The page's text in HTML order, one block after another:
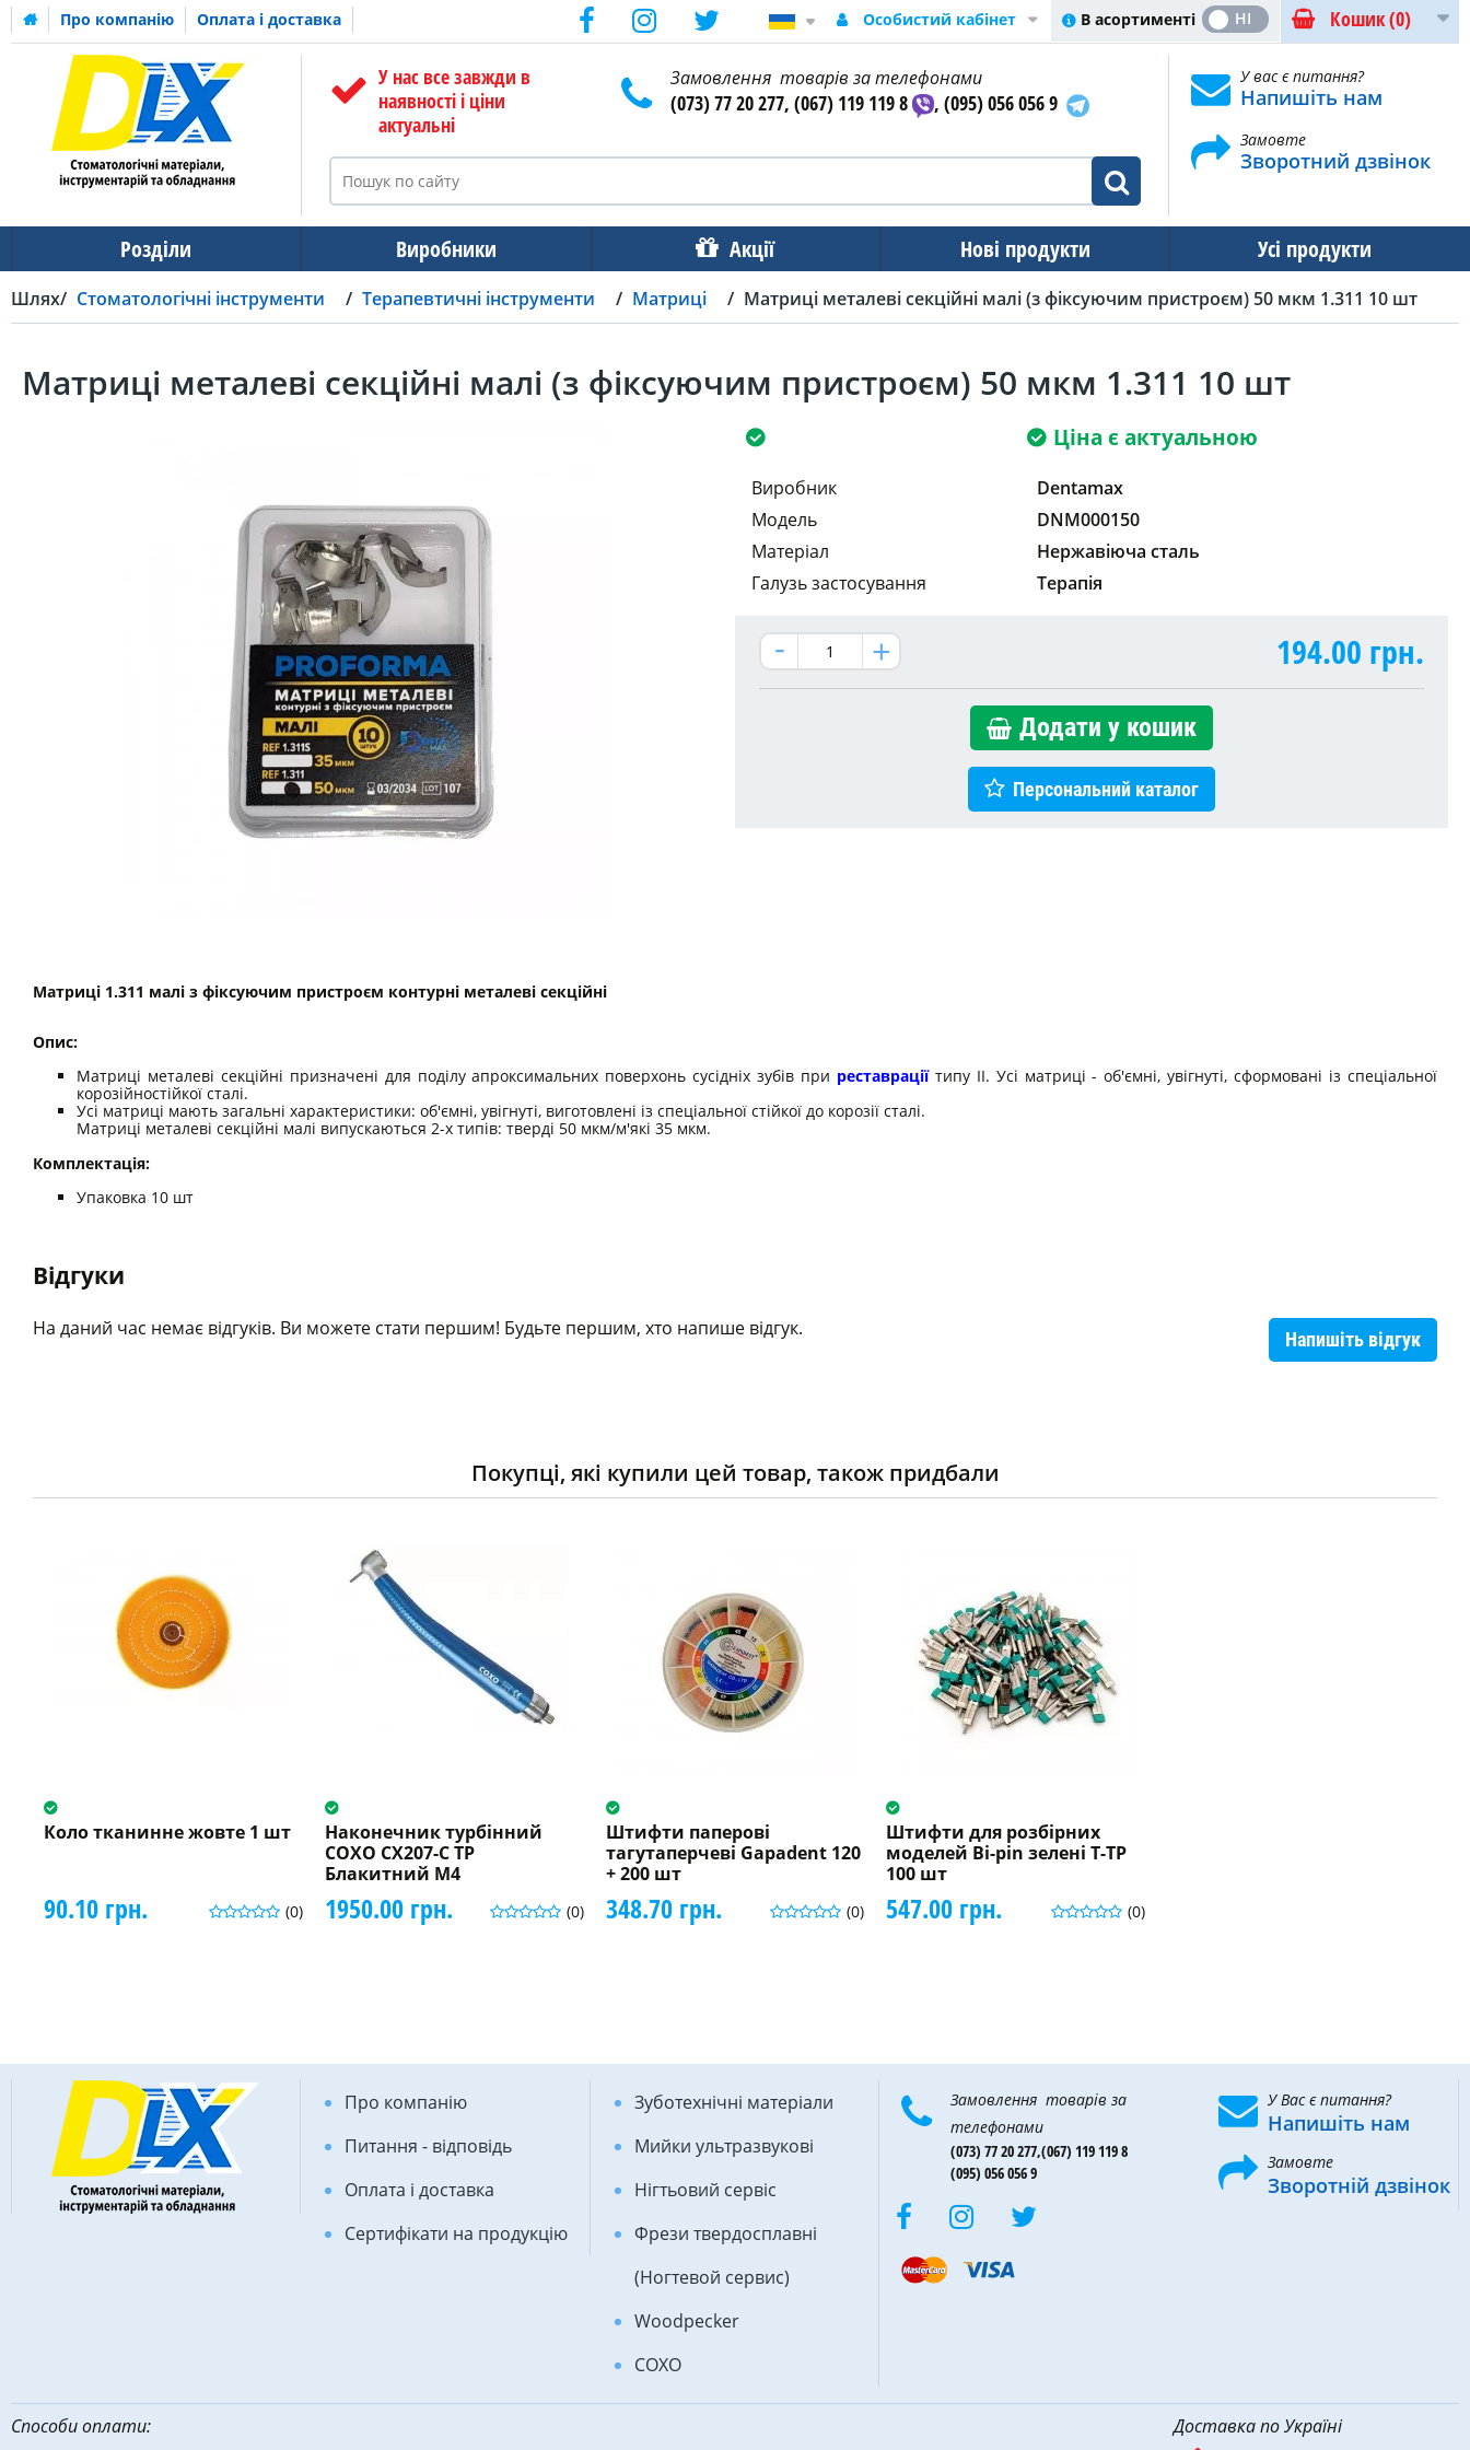
Про компанію Оплата і доставка Кошик(0)
В асортименті
ТАК НІ
Особистий кабінет
У нас все завжди в
наявності і ціни
актуальні
Замовлення товарів за телефонами
(073) 77 20 277, (067) 119 119 8 , (095) 056 056 9
У вас є питання?
Напишіть нам
Замовте
Зворотний дзвінок
Розділи Виробники Акції Нові продукти Усі продукти
Шлях Стоматологічні інструменти Терапевтичні інструменти Матриці Матриці металеві секційні малі (з фіксуючим пристроєм) 50 мкм 1.311 10 шт
Матриці металеві секційні малі (з фіксуючим пристроєм) 50 мкм 1.311 10 шт
Ціна є актуальною
Виробник
Dentamax
Модель
DNM000150
Матеріал
Нержавіюча сталь
Галузь застосування
Терапія
194.00 грн.
Додати у кошик
Персональний каталог
Матриці 1.311 малі з фіксуючим пристроєм контурні металеві секційні
Опис:
Матриці металеві секційні призначені для поділу апроксимальних поверхонь сусідніх зубів при реставраціїтипу II. Усі матриці - об'ємні, увігнуті, сформовані із спеціальної
корозійностійкої сталі.
Усі матриці мають загальні характеристики: об'ємні, увігнуті, виготовлені із спеціальної стійкої до корозії сталі.
Матриці металеві секційні малі випускаються 2-х типів: тверді 50 мкм/м'які 35 мкм.
Комплектація:
Упаковка 10 шт
Відгуки
Напишіть відгук
На даний час немає відгуків. Ви можете стати першим! Будьте першим, хто напише відгук.
Покупці, які купили цей товар, також придбали
Коло тканинне жовте 1 шт
(0)
90.10 грн.
Наконечник турбінний
COXO CX207-C ТP
Блакитний M4
(0)
1950.00 грн.
Штифти паперові
тагутаперчеві Gapadent 120
+ 200 шт
(0)
348.70 грн.
Штифти для розбірних
моделей Bi-pin зелені T-TP
100 шт
(0)
547.00 грн.
Про компанію
Питання - відповідь
Оплата і доставка
Сертифікати на продукцію
Зуботехнічні матеріали
Мийки ультразвукові
Нігтьовий сервіс
Фрези твердосплавні
(Ногтевой сервис)
Woodpecker
COXO
Замовлення товарів за
телефонами
(073) 77 20 277,(067) 119 119 8
(095) 056 056 9
У Вас є питання?
Напишіть нам
Замовте
Зворотній дзвінок
Способи оплати:
Доставка по Україні